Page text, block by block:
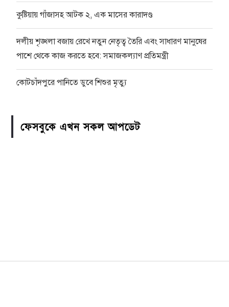
কুষ্টিয়ায় গাঁজাসহ আটক ২, এক মাসের কারাদণ্ড
দলীয় শৃঙ্খলা বজায় রেখে নতুন নেতৃত্ব তৈরি এবং সাধারণ মানুষের
পাশে থেকে কাজ করতে হবে: সমাজকল্যাণ প্রতিমন্ত্রী
কোটচাঁদপুরে পানিতে ডুবে শিশুর মৃত্যু
ফেসবুকে এখন সকল আপডেট